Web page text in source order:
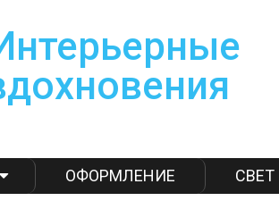
ОФОРМЛЕНИЕ СВЕТ